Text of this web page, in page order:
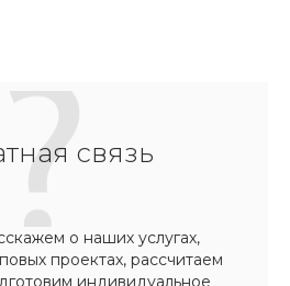
связь
о наших услугах,
проектах, рассчитаем
индивидуальное